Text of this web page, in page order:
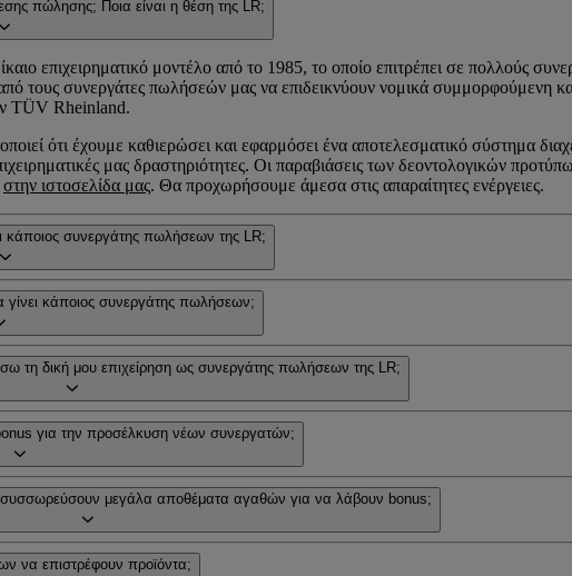
πώλησης; Ποια είναι η θέση της LR;
επιχειρηματικό μοντέλο από το 1985, το οποίο επιτρέπει σε πολλούς
τους συνεργάτες πωλήσεών μας να επιδεικνύουν νομικά συμμορφούμενη
TÜV Rheinland.
ότι έχουμε καθιερώσει και εφαρμόσει ένα αποτελεσματικό σύστημα
μας δραστηριότητες. Οι παραβιάσεις των δεοντολογικών
στην ιστοσελίδα μας. Θα προχωρήσουμε άμεσα στις απαραίτητες ενέργειες.
κάποιος συνεργάτης πωλήσεων της LR;
γίνει κάποιος συνεργάτης πωλήσεων;
τη δική μου επιχείρηση ως συνεργάτης πωλήσεων της LR;
για την προσέλκυση νέων συνεργατών;
μεγάλα αποθέματα αγαθών για να λάβουν bonus;
να επιστρέφουν προϊόντα;